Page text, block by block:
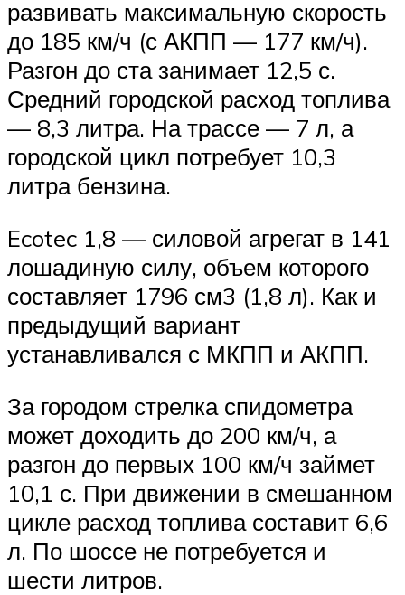
развивать максимальную скорость
до 185 км/ч (с АКПП — 177 км/ч).
Разгон до ста занимает 12,5 с.
Средний городской расход топлива
— 8,3 литра. На трассе — 7 л, а
городской цикл потребует 10,3
литра бензина.
Ecotec 1,8 — силовой агрегат в 141
лошадиную силу, объем которого
составляет 1796 см3 (1,8 л). Как и
предыдущий вариант
устанавливался с МКПП и АКПП.
За городом стрелка спидометра
может доходить до 200 км/ч, а
разгон до первых 100 км/ч займет
10,1 с. При движении в смешанном
цикле расход топлива составит 6,6
л. По шоссе не потребуется и
шести литров.